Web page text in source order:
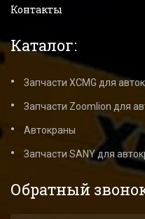
Контакты
Каталог:
Запчасти XCMG для
Запчасти Zoomlion для
Автокраны
Запчасти SANY для
Обратный